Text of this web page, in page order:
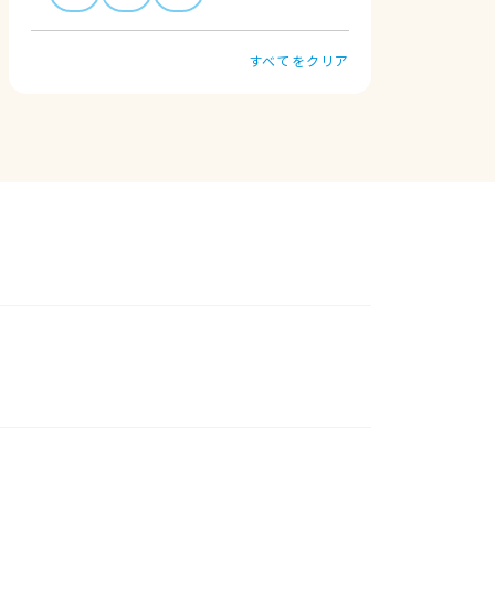
すべてをクリア